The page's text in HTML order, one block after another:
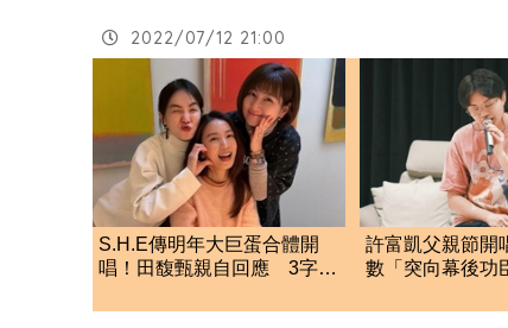
2022/07/12 21:00
S.H.E傳明年大巨蛋合體開
唱！田馥甄親自回應 3字正
許富凱父親節開
數「突向幕後功